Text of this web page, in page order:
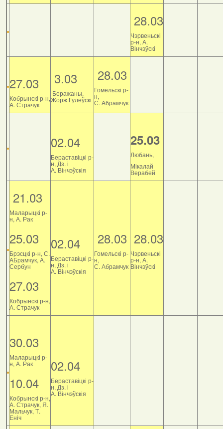
28.03
Чэрвеньскі
р-н, А.
Вінчэўскі
27.03
Кобрынскі р-н,
А. Страчук
3.03
Беражаны,
Жорж Гулеўскі
28.03
Гомельскі р-
н,
С. Абрамчук
02.04
Бераставіцкі р-
н, Дз. і
А. Вінчэўскія
25.03
Любань,
Мікалай
Верабей
21.03
Маларыцкі р-
н, А. Рак
25.03
Брэсцкі р-н, С.
АБрамчук, А.
Сербун
27.03
Кобрынскі р-н,
А. Страчук
02.04
Бераставіцкі р-
н, Дз. і
А. Вінчэўскія
28.03
Гомельскі р-
н,
С. Абрамчук
28.03
Чэрвеньскі
р-н, А.
Вінчэўскі
30.03
Маларыцкі р-
н, А. Рак
10.04
Кобрынскі р-н,
А. Страчук, Я.
Мальчук, Т.
Еніч
02.04
Бераставіцкі р-
н, Дз. і
А. Вінчэўскія